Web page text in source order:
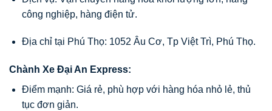
công nghiệp, hàng điện tử.
Địa chỉ tại Phú Thọ: 1052 Âu Cơ, Tp Việt Trì, Phú Thọ.
Chành Xe Đại An Express:
Điểm mạnh: Giá rẻ, phù hợp với hàng hóa nhỏ lẻ, thủ
tục đơn giản.